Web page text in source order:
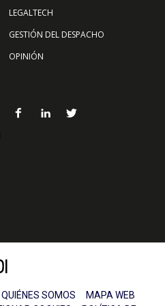
LEGALTECH
GESTIÓN DEL DESPACHO
OPINIÓN
QUIÉNES SOMOS
MAPA WEB